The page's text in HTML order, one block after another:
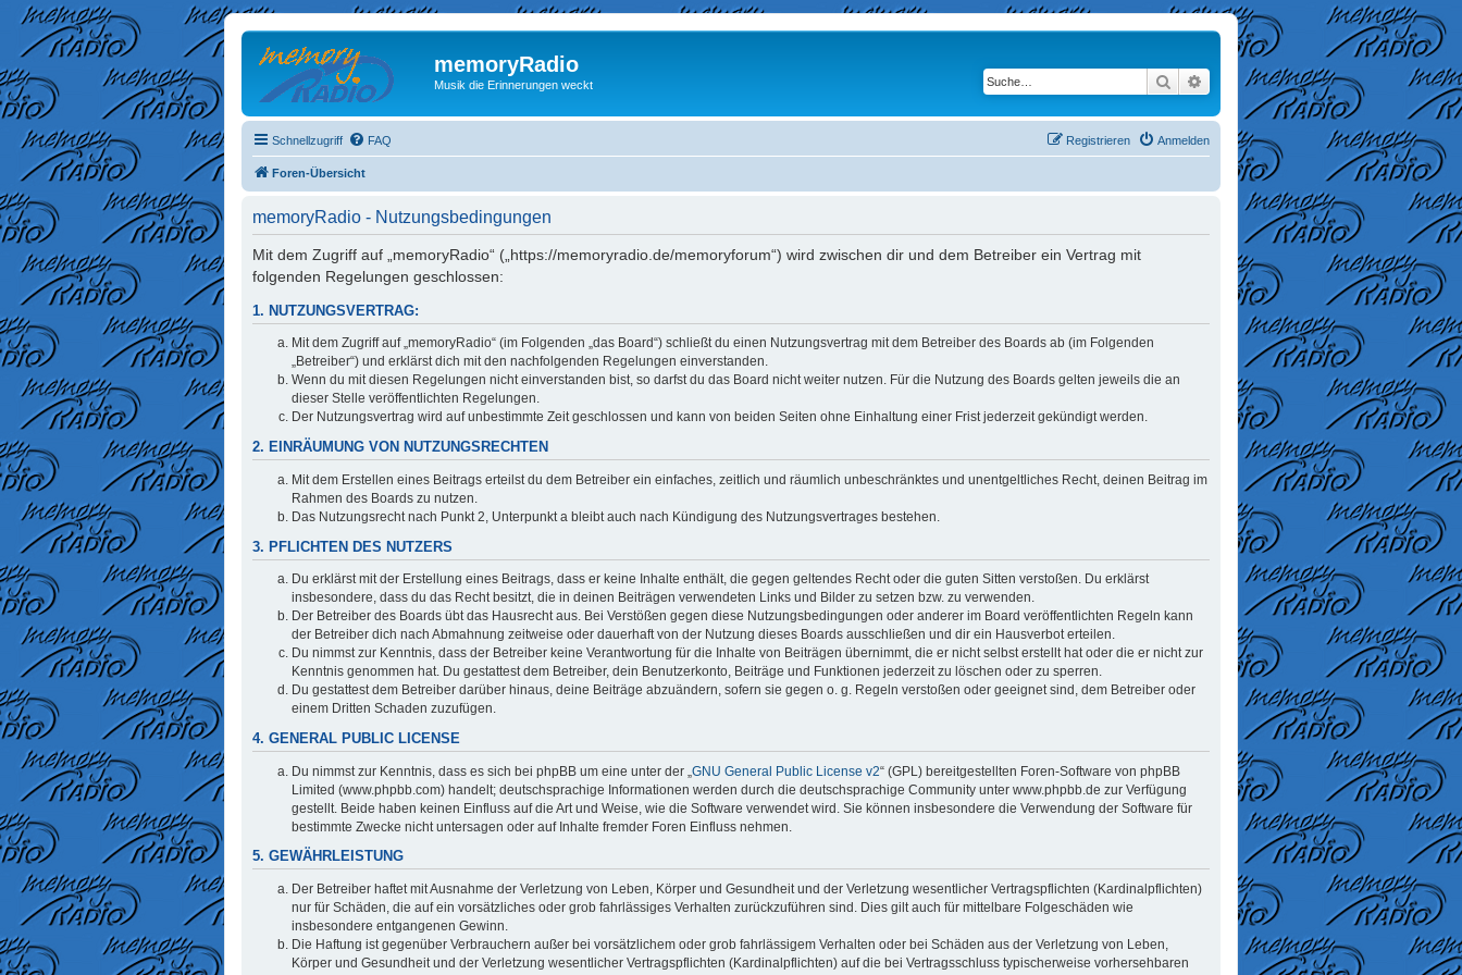
memoryRadio
Musik die Erinnerungen weckt Suche Erweiterte Suche
Schnellzugriff FAQ Anmelden
Registrieren
Foren-Übersicht
memoryRadio - Nutzungsbedingungen
Mit dem Zugriff auf „memoryRadio“ („https://memoryradio.de/memoryforum“) wird zwischen dir und dem Betreiber ein Vertrag mit
folgenden Regelungen geschlossen:
1. NUTZUNGSVERTRAG:
Mit dem Zugriff auf „memoryRadio“ (im Folgenden „das Board“) schließt du einen Nutzungsvertrag mit dem Betreiber des Boards ab (im Folgenden
„Betreiber“) und erklärst dich mit den nachfolgenden Regelungen einverstanden.
Wenn du mit diesen Regelungen nicht einverstanden bist, so darfst du das Board nicht weiter nutzen. Für die Nutzung des Boards gelten jeweils die an
dieser Stelle veröffentlichten Regelungen.
Der Nutzungsvertrag wird auf unbestimmte Zeit geschlossen und kann von beiden Seiten ohne Einhaltung einer Frist jederzeit gekündigt werden.
2. EINRÄUMUNG VON NUTZUNGSRECHTEN
Mit dem Erstellen eines Beitrags erteilst du dem Betreiber ein einfaches, zeitlich und räumlich unbeschränktes und unentgeltliches Recht, deinen Beitrag im
Rahmen des Boards zu nutzen.
Das Nutzungsrecht nach Punkt 2, Unterpunkt a bleibt auch nach Kündigung des Nutzungsvertrages bestehen.
3. PFLICHTEN DES NUTZERS
Du erklärst mit der Erstellung eines Beitrags, dass er keine Inhalte enthält, die gegen geltendes Recht oder die guten Sitten verstoßen. Du erklärst
insbesondere, dass du das Recht besitzt, die in deinen Beiträgen verwendeten Links und Bilder zu setzen bzw. zu verwenden.
Der Betreiber des Boards übt das Hausrecht aus. Bei Verstößen gegen diese Nutzungsbedingungen oder anderer im Board veröffentlichten Regeln kann
der Betreiber dich nach Abmahnung zeitweise oder dauerhaft von der Nutzung dieses Boards ausschließen und dir ein Hausverbot erteilen.
Du nimmst zur Kenntnis, dass der Betreiber keine Verantwortung für die Inhalte von Beiträgen übernimmt, die er nicht selbst erstellt hat oder die er nicht zur
Kenntnis genommen hat. Du gestattest dem Betreiber, dein Benutzerkonto, Beiträge und Funktionen jederzeit zu löschen oder zu sperren.
Du gestattest dem Betreiber darüber hinaus, deine Beiträge abzuändern, sofern sie gegen o. g. Regeln verstoßen oder geeignet sind, dem Betreiber oder
einem Dritten Schaden zuzufügen.
4. GENERAL PUBLIC LICENSE
Du nimmst zur Kenntnis, dass es sich bei phpBB um eine unter der „ GNU General Public License v2“ (GPL) bereitgestellten Foren-Software von phpBB
Limited (www.phpbb.com) handelt; deutschsprachige Informationen werden durch die deutschsprachige Community unter www.phpbb.de zur Verfügung
gestellt. Beide haben keinen Einfluss auf die Art und Weise, wie die Software verwendet wird. Sie können insbesondere die Verwendung der Software für
bestimmte Zwecke nicht untersagen oder auf Inhalte fremder Foren Einfluss nehmen.
5. GEWÄHRLEISTUNG
Der Betreiber haftet mit Ausnahme der Verletzung von Leben, Körper und Gesundheit und der Verletzung wesentlicher Vertragspflichten (Kardinalpflichten)
nur für Schäden, die auf ein vorsätzliches oder grob fahrlässiges Verhalten zurückzuführen sind. Dies gilt auch für mittelbare Folgeschäden wie
insbesondere entgangenen Gewinn.
Die Haftung ist gegenüber Verbrauchern außer bei vorsätzlichem oder grob fahrlässigem Verhalten oder bei Schäden aus der Verletzung von Leben,
Körper und Gesundheit und der Verletzung wesentlicher Vertragspflichten (Kardinalpflichten) auf die bei Vertragsschluss typischerweise vorhersehbaren